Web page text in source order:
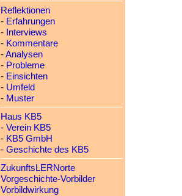
Reflektionen
- Erfahrungen
- Interviews
- Kommentare
-Analysen
- Probleme
- Einsichten
- Umfeld
- Muster
Haus KB5
- Verein KB5
- KB5 GmbH
- Geschichte des KB5
ZukunftsLERNorte
Vorgeschichte-Vorbilder
Vorbildwirkung